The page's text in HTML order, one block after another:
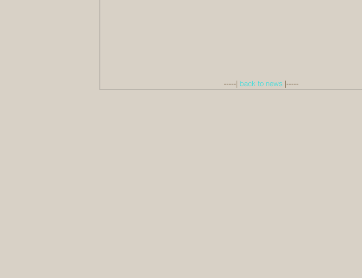
-----| back to news |-----